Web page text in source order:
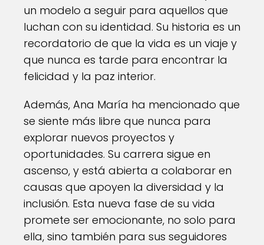
un modelo a seguir para aquellos que
luchan con su identidad. Su historia es un
recordatorio de que la vida es un viaje y
que nunca es tarde para encontrar la
felicidad y la paz interior.
Además, Ana María ha mencionado que
se siente más libre que nunca para
explorar nuevos proyectos y
oportunidades. Su carrera sigue en
ascenso, y está abierta a colaborar en
causas que apoyen la diversidad y la
inclusión. Esta nueva fase de su vida
promete ser emocionante, no solo para
ella, sino también para sus seguidores